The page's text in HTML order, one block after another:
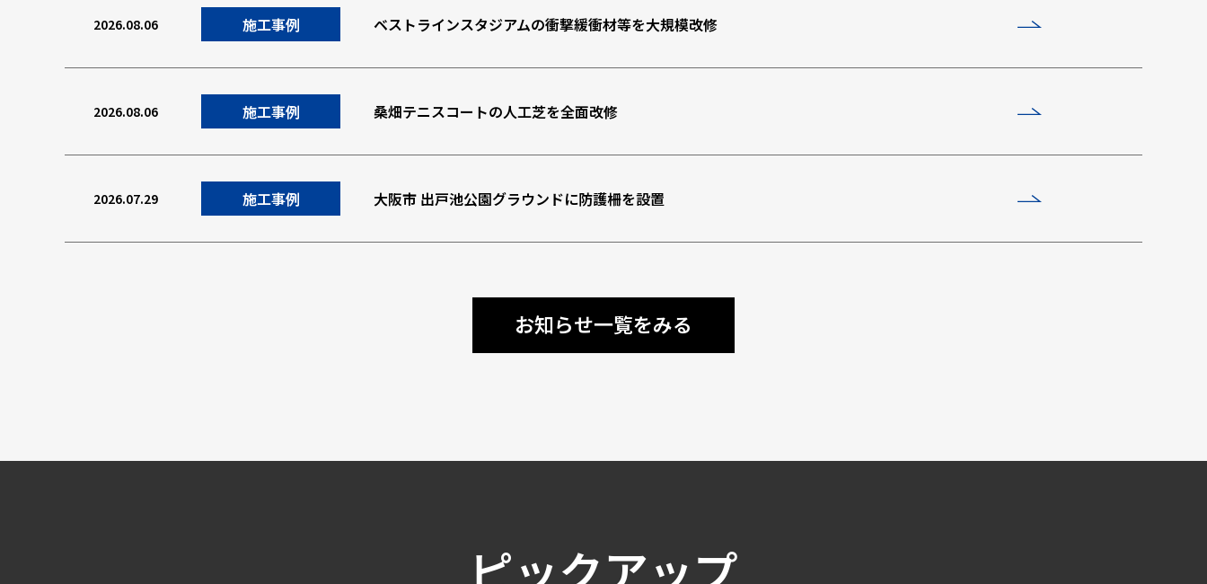
2026.08.06 施工事例 ベストラインスタジアムの衝撃緩衝材等を大規模改修
2026.08.06 施工事例 桑畑テニスコートの人工芝を全面改修
2026.07.29 施工事例 大阪市 出戸池公園グラウンドに防護柵を設置
お知らせ一覧をみる
ピックアップ